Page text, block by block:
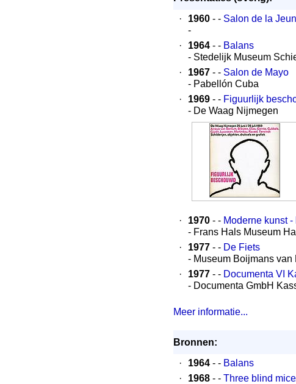
·
1960- - Salon de la
-
·
1964- - Balans
- Stedelijk Museum
·
1967- - Salon de Mayo
- Pabellón Cuba
·
1969- - Figuurlijk
- De Waag Nijmegen
· 1970- - Moderne kunst
- Frans Hals Museum
·
1977- - De Fiets
- Museum Boijmans
·
1977- - Documenta VI
- Documenta GmbH
Meer informatie...
Bronnen:
·
1964- - Balans
·
1968- - Three blind